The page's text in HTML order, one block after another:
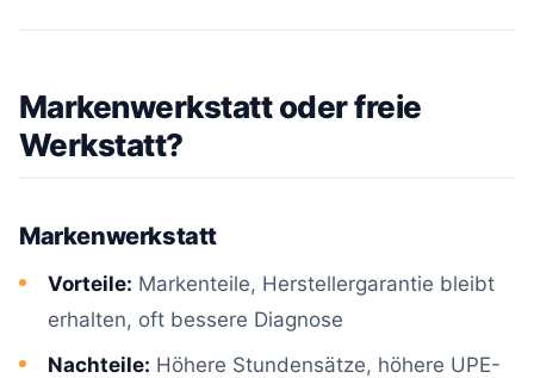
Markenwerkstatt oder freie
Werkstatt?
Markenwerkstatt
Vorteile: Markenteile, Herstellergarantie bleibt
erhalten, oft bessere Diagnose
Nachteile: Höhere Stundensätze, höhere UPE-